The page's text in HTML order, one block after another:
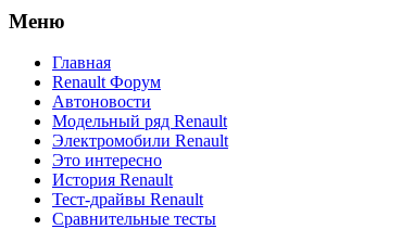
Меню
Главная
Renault Форум
Автоновости
Модельный ряд Renault
Электромобили Renault
Это интересно
История Renault
Тест-драйвы Renault
Сравнительные тесты